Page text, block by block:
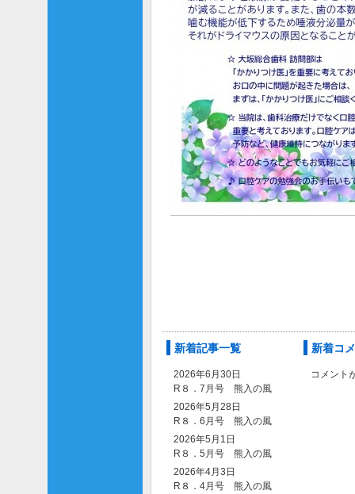
新着記事一覧
2026年6月30日
R８．7月号 熊入の風
2026年5月28日
R８．6月号 熊入の風
2026年5月1日
R８．5月号 熊入の風
2026年4月3日
R８．4月号 熊入の風
新着コ
コメント